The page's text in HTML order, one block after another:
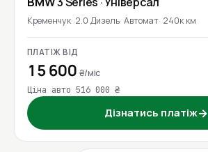
Кременчук 2.0 Дизель Автомат 240к км
ПЛАТІЖ ВІД
15 600 ₴/міс
Ціна авто 516 000 ₴
Дізнатись платіж→